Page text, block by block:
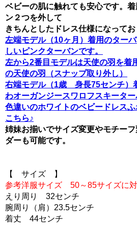
ベビーの肌に触れても安心です。
ン２つを外して
きちんとしたドレス仕様になってお
左端モデル（10ヶ月）着用のター
しいピンクターバンです。
左から2番目モデルは天使の羽を着
の天使の羽（スナップ取り外し）
右端モデル（1歳 身長75センチ）
わオーガンジースワロフスキーター
色違いのホワイトのベビードレス
こちら♪
姉妹お揃いでサイズ変更やモチー
ダーも可能です。
【 サイズ 】
参考洋服サイズ 50～85サイズに
えり周り 32センチ
腕周り（肩）23.5センチ
着丈 44センチ